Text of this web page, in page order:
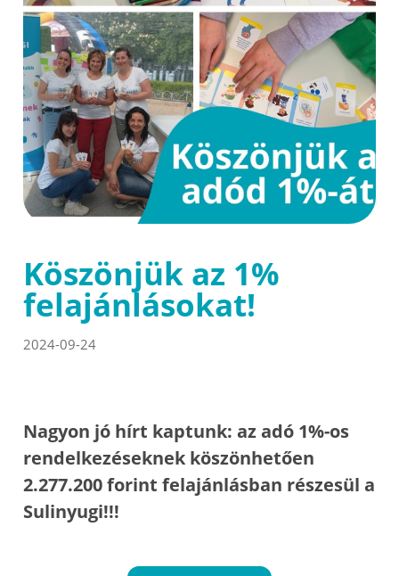
Köszönjük az 1%
felajánlásokat!
2024-09-24
Nagyon jó hírt kaptunk: az adó 1%-os
rendelkezéseknek köszönhetően
2.277.200 forint felajánlásban részesül a
Sulinyugi!!!